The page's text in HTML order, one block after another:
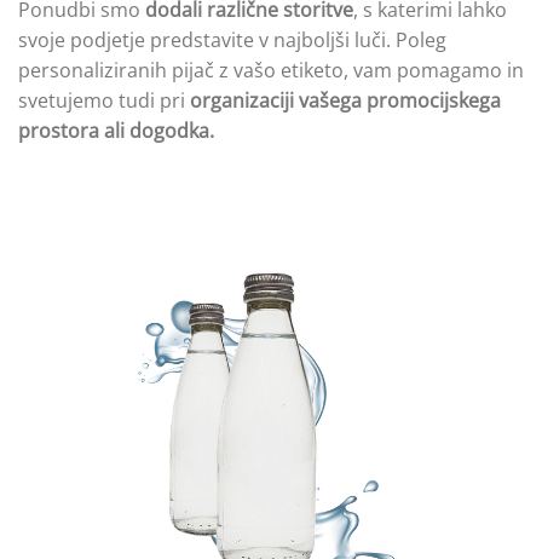
Ponudbi smo dodali različne storitve, s katerimi lahko
svoje podjetje predstavite v najboljši luči. Poleg
personaliziranih pijač z vašo etiketo, vam pomagamo in
svetujemo tudi pri organizaciji vašega promocijskega
prostora ali dogodka.